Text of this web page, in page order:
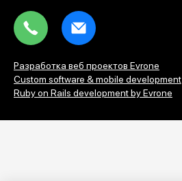
Разработка веб проектов Evrone
Custom software & mobile development
Ruby on Rails development by Evrone